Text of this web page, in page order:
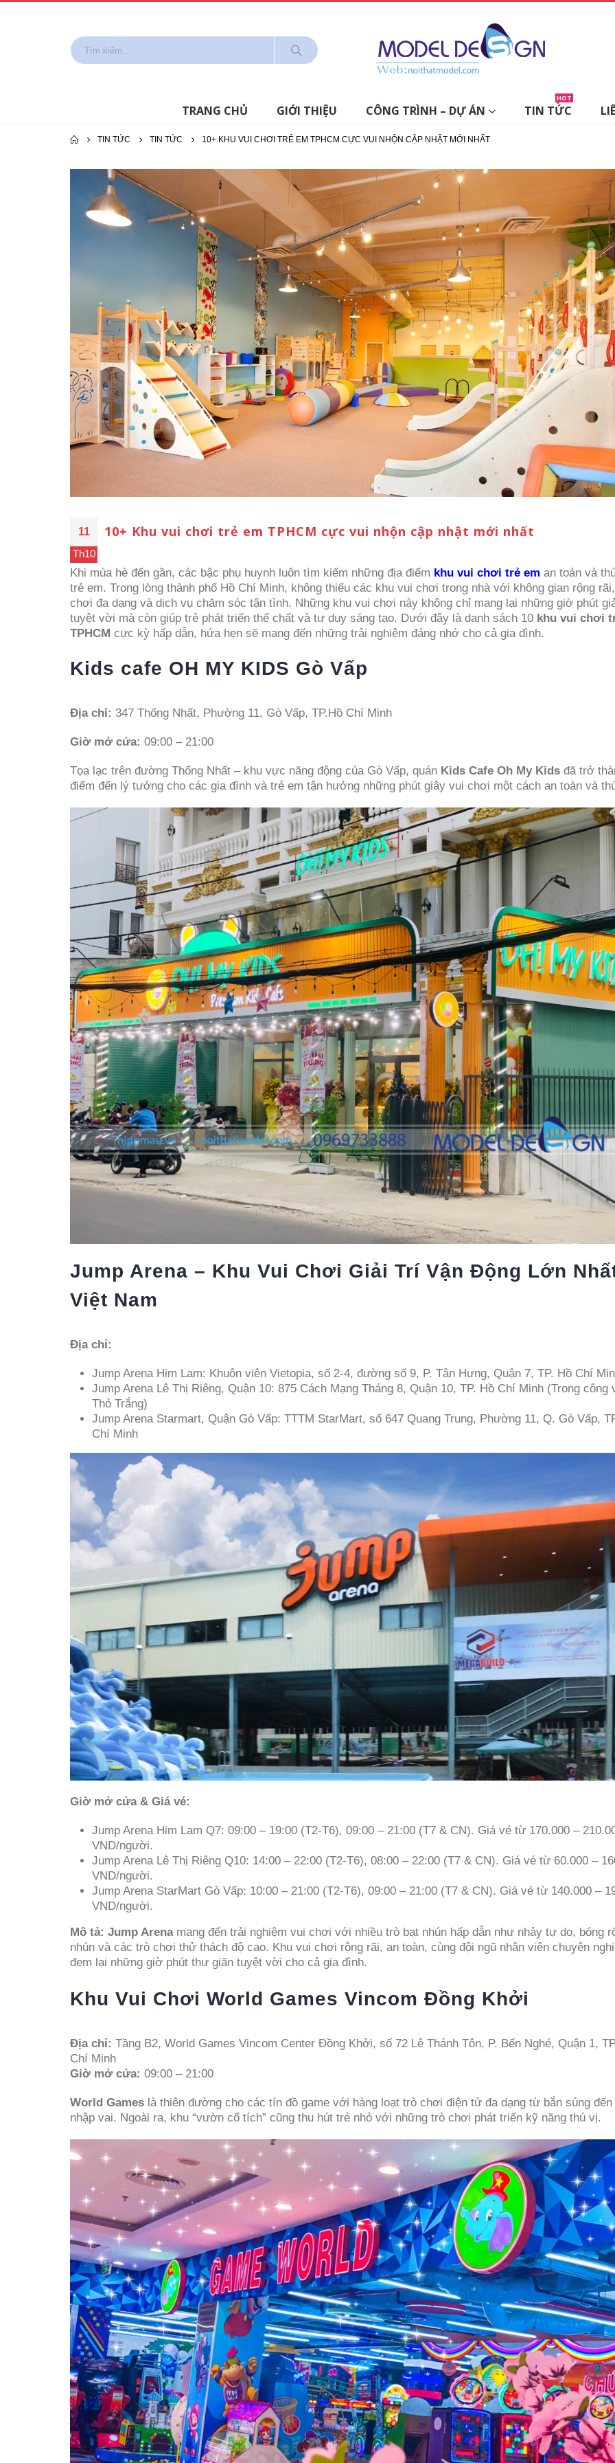
TRANG CHỦ GIỚI THIỆU CÔNG TRÌNH – DỰ ÁN TIN TỨC
HOT
TIN TỨC TIN TỨC 10+ KHU VUI CHƠI TRẺ EM TPHCM CỰC VUI NHỘN CẬP NHẬT MỚI NHẤT
11
Th10
10+ Khu vui chơi trẻ em TPHCM cực vui nhộn cập nhật mới nhất
Khi mùa hè đến gần, các bậc phụ huynh luôn tìm kiếm những địa điểm khu vui chơi trẻ em an toàn và
trẻ em. Trong lòng thành phố Hồ Chí Minh, không thiếu các khu vui chơi trong nhà với không gian rộng
chơi đa dạng và dịch vụ chăm sóc tận tình. Những khu vui chơi này không chỉ mang lại những giờ phút
tuyệt vời mà còn giúp trẻ phát triển thể chất và tư duy sáng tạo. Dưới đây là danh sách 10 khu vui chơi
TPHCM cực kỳ hấp dẫn, hứa hẹn sẽ mang đến những trải nghiệm đáng nhớ cho cả gia đình.
Kids cafe OH MY KIDS Gò Vấp
Địa chỉ: 347 Thống Nhất, Phường 11, Gò Vấp, TP.Hồ Chí Minh
Giờ mở cửa: 09:00 – 21:00
Tọa lạc trên đường Thống Nhất – khu vực năng động của Gò Vấp, quán Kids Cafe Oh My Kids đã trở
điểm đến lý tưởng cho các gia đình và trẻ em tận hưởng những phút giây vui chơi một cách an toàn và
Jump Arena – Khu Vui Chơi Giải Trí Vận Động Lớn
Việt Nam
Địa chỉ:
Jump Arena Him Lam: Khuôn viên Vietopia, số 2-4, đường số 9, P. Tân Hưng, Quận 7, TP. Hồ Chí
Jump Arena Lê Thị Riêng, Quận 10: 875 Cách Mạng Tháng 8, Quận 10, TP. Hồ Chí Minh (Trong công
Thỏ Trắng)
Jump Arena Starmart, Quận Gò Vấp: TTTM StarMart, số 647 Quang Trung, Phường 11, Q. Gò Vấp,
Chí Minh
Giờ mở cửa & Giá vé:
Jump Arena Him Lam Q7: 09:00 – 19:00 (T2-T6), 09:00 – 21:00 (T7 & CN). Giá vé từ 170.000 –
VND/người.
Jump Arena Lê Thị Riêng Q10: 14:00 – 22:00 (T2-T6), 08:00 – 22:00 (T7 & CN). Giá vé từ 60.000 –
VND/người.
Jump Arena StarMart Gò Vấp: 10:00 – 21:00 (T2-T6), 09:00 – 21:00 (T7 & CN). Giá vé từ 140.000 –
VND/người.
Mô tả: Jump Arenamang đến trải nghiệm vui chơi với nhiều trò bạt nhún hấp dẫn như nhảy tự do, bóng
nhún và các trò chơi thử thách độ cao. Khu vui chơi rộng rãi, an toàn, cùng đội ngũ nhân viên chuyên
đem lại những giờ phút thư giãn tuyệt vời cho cả gia đình.
Khu Vui Chơi World Games Vincom Đồng Khởi
Địa chỉ: Tầng B2, World Games Vincom Center Đồng Khởi, số 72 Lê Thánh Tôn, P. Bến Nghé, Quận 1,
Chí Minh
Giờ mở cửa: 09:00 – 21:00
World Games là thiên đường cho các tín đồ game với hàng loạt trò chơi điện tử đa dạng từ bắn súng đến
nhập vai. Ngoài ra, khu “vườn cổ tích” cũng thu hút trẻ nhỏ với những trò chơi phát triển kỹ năng thú vị.